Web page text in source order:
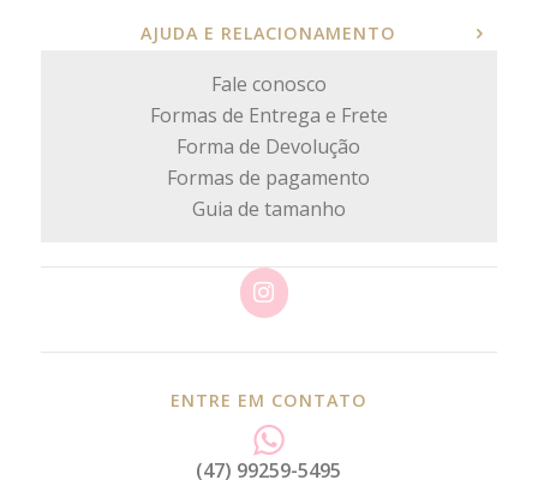
AJUDA E RELACIONAMENTO
Fale conosco
Formas de Entrega e Frete
Forma de Devolução
Formas de pagamento
Guia de tamanho
ENTRE EM CONTATO
(47) 99259-5495